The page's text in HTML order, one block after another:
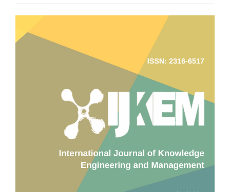
lateral